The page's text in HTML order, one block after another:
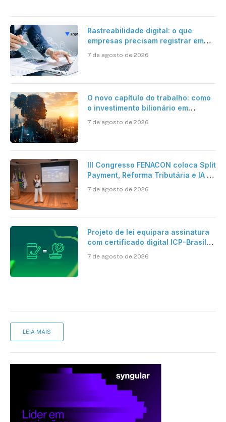
Rastreabilidade digital: o que
empresas precisam registrar em
7 de agosto de 2026
O novo capítulo do trabalho: como
o investimento bilionário em
verdadeira era da inteligência
7 de agosto de 2026
III Congresso FENACON coloca Split
Payment, Reforma Tributária e IA no
7 de agosto de 2026
Projeto de lei equipara assinatura
com certificado digital ICP-Brasil
cartório
7 de agosto de 2026
LEIA MAIS